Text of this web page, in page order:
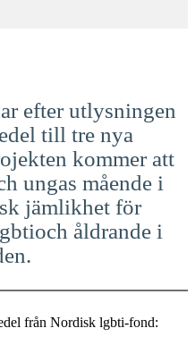
efter utlysningen
till tre nya
kommer att
ungas mående i
jämlikhet för
åldrande i
från Nordisk lgbti-fond: